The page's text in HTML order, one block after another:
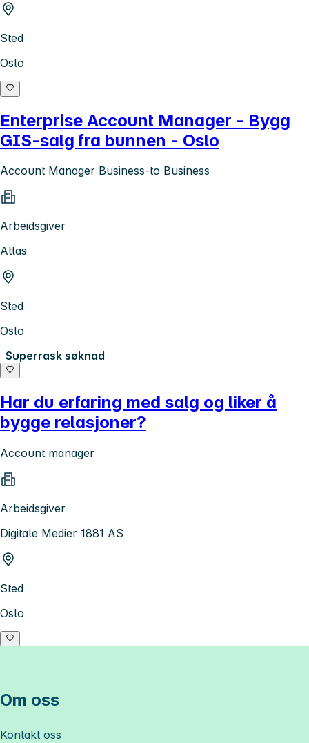
Sted
Oslo
Enterprise Account Manager - Bygg
GIS-salg fra bunnen - Oslo
Account Manager Business-to Business
Arbeidsgiver
Atlas
Sted
Oslo
Superrask søknad
Har du erfaring med salg og liker å
bygge relasjoner?
Account manager
Arbeidsgiver
Digitale Medier 1881 AS
Sted
Oslo
Om oss
Kontakt oss